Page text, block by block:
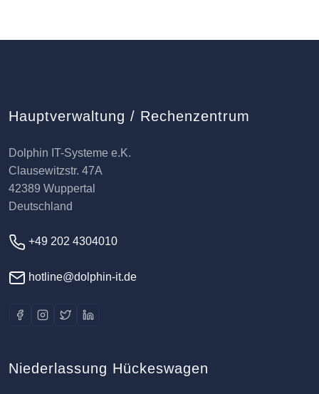
Hauptverwaltung / Rechenzentrum
Dolphin IT-Systeme e.K.
Clausewitzstr. 47A
42389 Wuppertal
Deutschland
+49 202 4304010
hotline@dolphin-it.de
Niederlassung Hückeswagen